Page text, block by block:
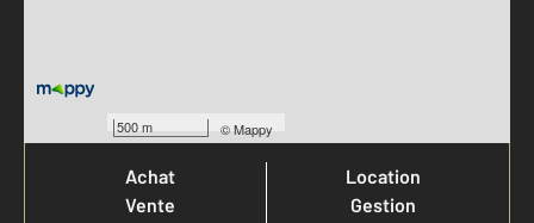
500 m ©Mappy
Votre agence est notée
Achat
Vente
Location
Gestion